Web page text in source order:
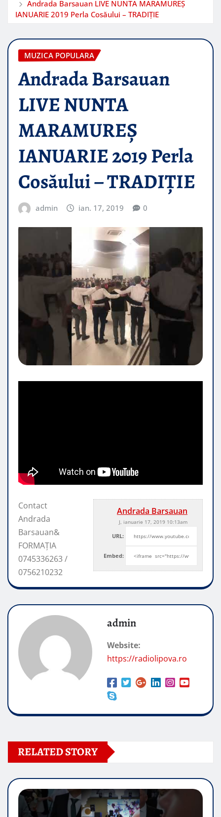
Andrada Barsauan LIVE NUNTA MARAMUREȘ
IANUARIE 2019 Perla Cosăului – TRADIȚIE
MUZICA POPULARA
Andrada Barsauan
LIVE NUNTA
MARAMUREȘ
IANUARIE 2019 Perla
Cosăului – TRADIȚIE
admin ian. 17, 2019 0
Andrada Barsauan
J, ianuarie 17, 2019 10:13am
URL:
Embed:
Contact
Andrada
Barsauan&
FORMAȚIA
0745336263 /
0756210232
admin
Website:
https://radiolipova.ro
RELATED STORY